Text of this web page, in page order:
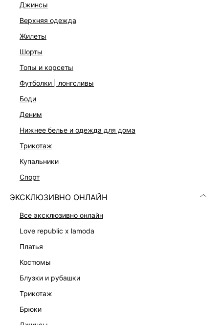
джинсы
верхняя одежда
жилеты
шорты
топы и корсеты
футболки | лонгсливы
боди
деним
нижнее белье и одежда для дома
трикотаж
купальники
спорт
ЭКСКЛЮЗИВНО ОНЛАЙН
все эксклюзивно онлайн
love republic x lamoda
платья
костюмы
блузки и рубашки
трикотаж
брюки
ЭКСКЛЮЗИВНО ОНЛАЙН
ШИРОКИЕ ДЖИНСЫ
7 599 ₽
ЭКСКЛЮЗИВНО ОНЛАЙН